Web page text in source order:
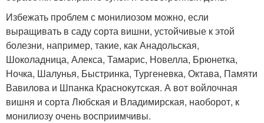
Избежать проблем с монилиозом можно, если
выращивать в саду сорта вишни, устойчивые к этой
болезни, например, такие, как Анадольская,
Шоколадница, Алекса, Тамарис, Новелла, Брюнетка,
Ночка, Шалунья, Быстринка, Тургеневка, Октава, Памяти
Вавилова и Шпанка Краснокутская. А вот войлочная
вишня и сорта Любская и Владимирская, наоборот, к
монилиозу очень восприимчивы.